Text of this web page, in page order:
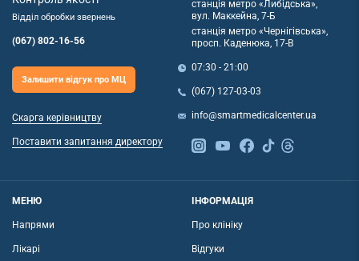
Відділ обробки звернень
(067) 802-16-56
Залишити відгук про МЦ
Скарга керівництву
Поставити запитання директору
станція метро «Либідська»,
вул. Маккейна, 7-Б
станція метро «Чернігівська»,
просп. Каденюка, 17-В
07:30 - 21:00
(067) 127-03-03
info@smartmedicalcenter.ua
МЕНЮ
Напрями
Лікарі
ІНФОРМАЦІЯ
Про клініку
Відгуки